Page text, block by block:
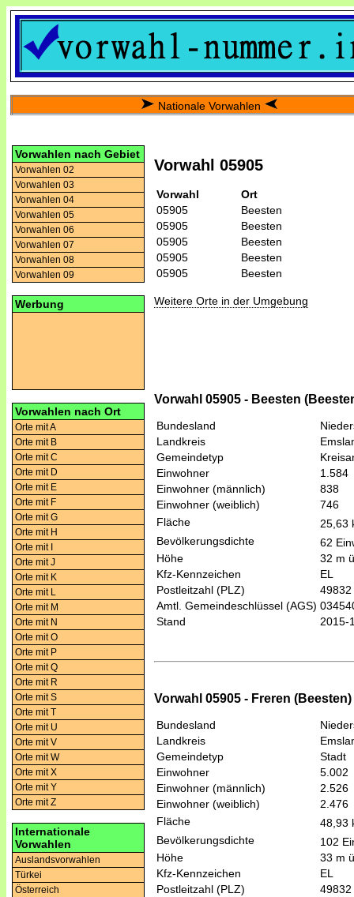
Nationale Vorwahlen
Vorwahlen nach Gebiet
Vorwahlen 02
Vorwahlen 03
Vorwahlen 04
Vorwahlen 05
Vorwahlen 06
Vorwahlen 07
Vorwahlen 08
Vorwahlen 09
Werbung
Vorwahlen nach Ort
Orte mit A
Orte mit B
Orte mit C
Orte mit D
Orte mit E
Orte mit F
Orte mit G
Orte mit H
Orte mit I
Orte mit J
Orte mit K
Orte mit L
Orte mit M
Orte mit N
Orte mit O
Orte mit P
Orte mit Q
Orte mit R
Orte mit S
Orte mit T
Orte mit U
Orte mit V
Orte mit W
Orte mit X
Orte mit Y
Orte mit Z
Internationale
Vorwahlen
Auslandsvorwahlen
Türkei
Österreich
Vorwahl 05905
Vorwahl
Ort
05905
Beesten
05905
Beesten
05905
Beesten
05905
Beesten
05905
Beesten
Weitere Orte in der Umgebung
Vorwahl 05905 - Beesten
Bundesland
Landkreis
Gemeindetyp
Einwohner
1.584
Einwohner (männlich)
838
Einwohner (weiblich)
746
Fläche
25,63
Bevölkerungsdichte
62
Höhe
32 m
Kfz-Kennzeichen
EL
Postleitzahl (PLZ)
49832
Amtl. Gemeindeschlüssel (AGS)
Stand
2015-
Vorwahl 05905 - Freren (Beesten)
Bundesland
Landkreis
Gemeindetyp
Stadt
Einwohner
5.002
Einwohner (männlich)
2.526
Einwohner (weiblich)
2.476
Fläche
48,93
Bevölkerungsdichte
102
Höhe
33 m
Kfz-Kennzeichen
EL
Postleitzahl (PLZ)
49832